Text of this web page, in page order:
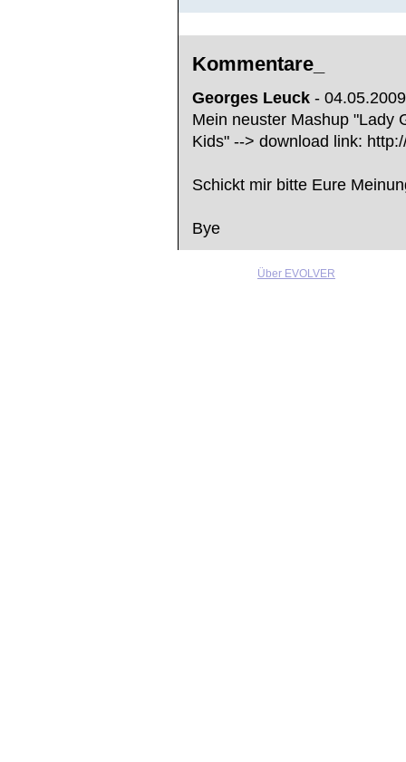
Kommentare_
Georges Leuck -
Mein neuster Mashup "Lady
Kids" --> download link:
Schickt mir bitte Eure
Bye
Über EVOLVER